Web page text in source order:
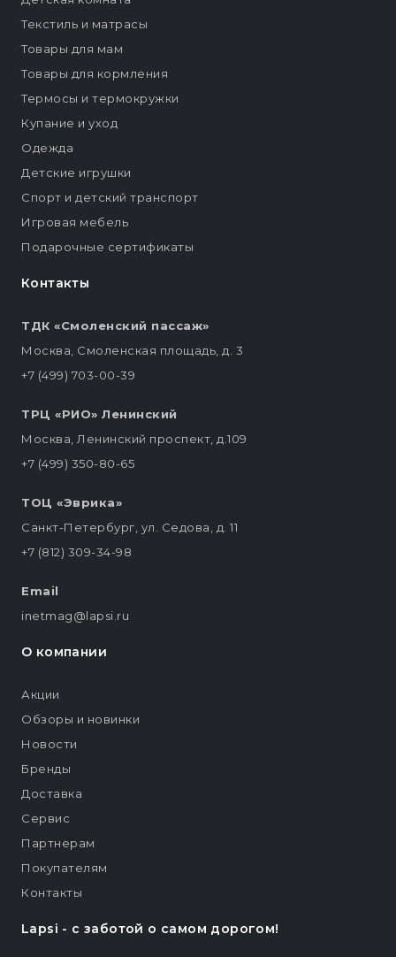
Lapsi - c заботой о самом дорогом!
Контакты
ТДК «Смоленский пассаж»
Москва, Смоленская площадь, д. 3
+7 (499) 703-00-39
ТРЦ «РИО» Ленинский
Москва, Ленинский проспект, д.109
+7 (499) 350-80-65
ТОЦ «Эврика»
Санкт-Петербург, ул. Седова, д. 11
+7 (812) 309-34-98
Email
inetmag@lapsi.ru
Текстиль и матрасы
Товары для мам
Товары для кормления
Термосы и термокружки
Купание и уход
Одежда
Детские игрушки
Спорт и детский транспорт
Игровая мебель
Подарочные сертификаты
О компании
Акции
Обзоры и новинки
Новости
Бренды
Доставка
Сервис
Партнерам
Покупателям
Контакты